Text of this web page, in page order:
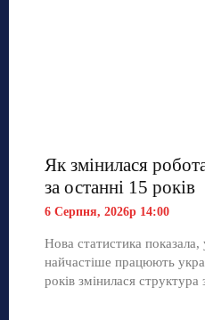
Як змінилася
за останні 15 років
6 Серпня, 2026р 14:00
Нова статистика
найчастіше працюють
років змінилася структура